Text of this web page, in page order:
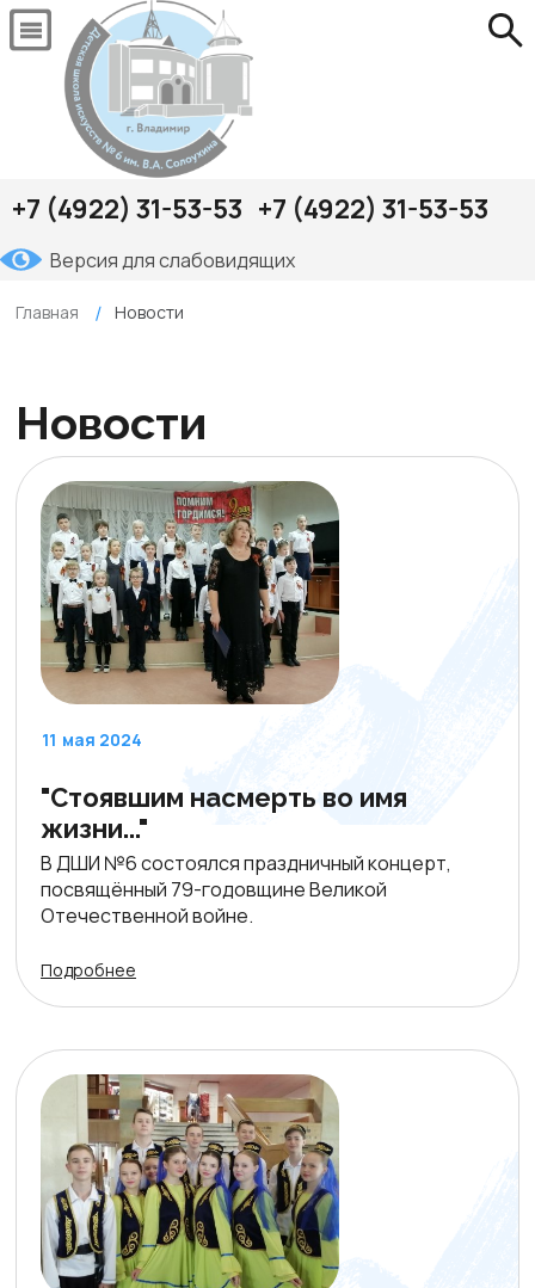
+7 (4922) 31-53-53 +7 (4922) 31-53-53
Версия для слабовидящих
Главная Новости
Новости
11 мая 2024
"Стоявшим насмерть во имя
жизни..."
В ДШИ №6 состоялся праздничный концерт,
посвящённый 79-годовщине Великой
Отечественной войне.
Подробнее